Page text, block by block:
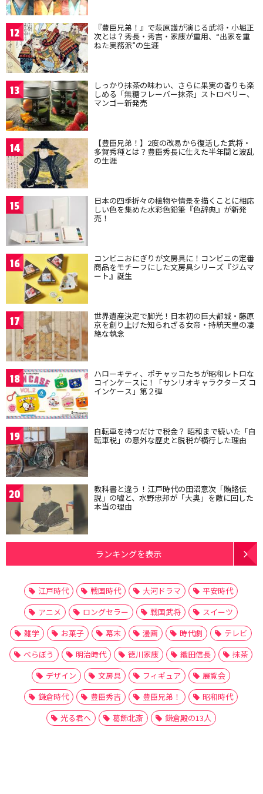
12 『豊臣兄弟！』で萩原護が演じる武将・小堀正
次とは？秀長・秀吉・家康が重用、“出家を重
ねた実務派”の生涯
13 しっかり抹茶の味わい、さらに果実の香りも楽
しめる「無糖フレーバー抹茶」ストロベリー、
マンゴー新発売
14 【豊臣兄弟！】2度の改易から復活した武将・
多賀秀種とは？豊臣秀長に仕えた半年間と波乱
の生涯
15 日本の四季折々の植物や情景を描くことに相応
しい色を集めた水彩色鉛筆『色辞典』が新発
売！
16 コンビニおにぎりが文房具に！コンビニの定番
商品をモチーフにした文房具シリーズ『ジムマ
ート』誕生
17 世界遺産決定で脚光！日本初の巨大都城・藤原
京を創り上げた知られざる女帝・持統天皇の凄
絶な執念
18 ハローキティ、ポチャッコたちが昭和レトロな
コインケースに！「サンリオキャラクターズ コ
インケース」第２弾
19 自転車を持つだけで税金？ 昭和まで続いた「自
転車税」の意外な歴史と脱税が横行した理由
20 教科書と違う！江戸時代の田沼意次「賄賂伝
説」の嘘と、水野忠邦が「大奥」を敵に回した
本当の理由
ランキングを表示
江戸時代 戦国時代 大河ドラマ
平安時代
アニメ
ロングセラー 戦国武将
スイーツ
雑学
お菓子 幕末 漫画 時代劇
テレビ
べらぼう
明治時代 徳川家康 織田信長
抹茶
デザイン
文房具 フィギュア
展覧会
鎌倉時代
豊臣秀吉 豊臣兄弟！
昭和時代
光る君へ
葛飾北斎 鎌倉殿の13人